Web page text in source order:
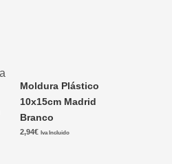
Moldura Plástico
10x15cm Madrid
Branco
2,94€ Iva Incluido